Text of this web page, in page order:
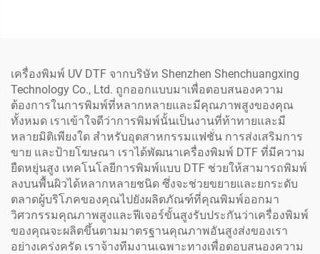
เครื่องพิมพ์ UV DTF จากบริษัท Shenzhen Shenchuangxing
Technology Co., Ltd. ถูกออกแบบมาเพื่อตอบสนองความ
ต้องการในการพิมพ์ที่หลากหลายและมีคุณภาพสูงของคุณ
ทั้งหมด เราเข้าใจดีว่าการพิมพ์นั้นเป็นงานที่ท้าทายและมี
หลายมิติเพียงใด สำหรับอุตสาหกรรมแฟชั่น การส่งเสริมการ
ขาย และป้ายโฆษณา เราได้พัฒนาเครื่องพิมพ์ DTF ที่มีความ
ยืดหยุ่นสูง เทคโนโลยีการพิมพ์แบบ DTF ช่วยให้สามารถพิมพ์
ลงบนพื้นผิวได้หลากหลายชนิด ซึ่งจะช่วยขยายและยกระดับ
ตลาดผู้บริโภคของคุณไปยังผลิตภัณฑ์ที่คุณพิมพ์ออกมา
วิศวกรรมคุณภาพสูงและฟีเจอร์ขั้นสูงรับประกันว่าเครื่องพิมพ์
ของคุณจะผลิตขึ้นตามมาตรฐานคุณภาพอันสูงส่งของเรา
อย่างเคร่งครัด เราจ้างทีมงานเฉพาะทางเพื่อตอบสนองความ